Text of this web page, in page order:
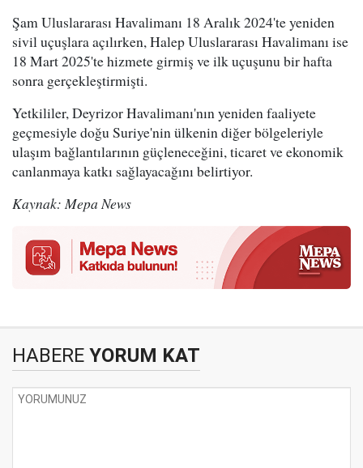
Şam Uluslararası Havalimanı 18 Aralık 2024'te yeniden
sivil uçuşlara açılırken, Halep Uluslararası Havalimanı ise
18 Mart 2025'te hizmete girmiş ve ilk uçuşunu bir hafta
sonra gerçekleştirmişti.
Yetkililer, Deyrizor Havalimanı'nın yeniden faaliyete
geçmesiyle doğu Suriye'nin ülkenin diğer bölgeleriyle
ulaşım bağlantılarının güçleneceğini, ticaret ve ekonomik
canlanmaya katkı sağlayacağını belirtiyor.
Kaynak: Mepa News
HABERE YORUM KAT